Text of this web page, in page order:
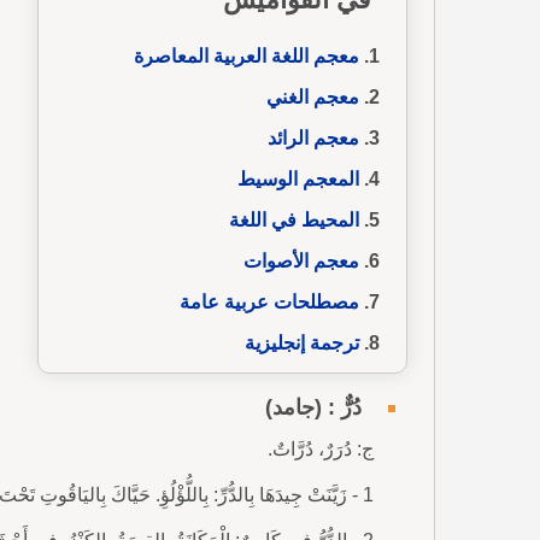
معجم اللغة العربية المعاصرة
معجم الغني
معجم الرائد
المعجم الوسيط
المحيط في اللغة
معجم الأصوات
مصطلحات عربية عامة
ترجمة إنجليزية
دُرٌّ : (جامد)
ج: دُرَرٌ، دُرَّاتٌ.
1 - زَيَّنَتْ جِيدَهَا بِالدُّرِّ: بِاللُّؤْلُؤِ. حَيَّاكَ بِاليَاقُوتِ تَحْتَ الدُّرِّ مِنْ فَوْقِ الزَّبَرْجَدِ.